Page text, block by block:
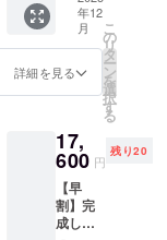
LOCUS
LVXL」、食
品分野の松
下自然食品
立ち上げ、
研究と事業
の両立に取
り組む。現
ボー
テ 1本
・提供
方法：
完成後
宅急便
送
年12
月
詳細を見る
こ
の
リ
タ
ー
ン
を
選
択
す
る
17,
600 円
残り20
【早
割】完
成した